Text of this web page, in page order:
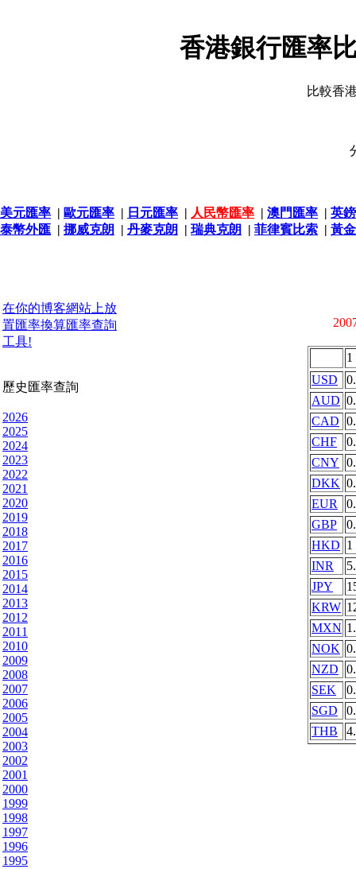
香港銀行匯率
比較香
美元匯率 | 歐元匯率 | 日元匯率 | 人民幣匯率 | 澳門匯率 | 英
泰幣外匯 | 挪威克朗 | 丹麥克朗 | 瑞典克朗 | 菲律賓比索 | 黃
在你的博客網站上放
置匯率換算匯率查詢
工具!
歷史匯率查詢
2026
2025
2024
2023
2022
2021
2020
2019
2018
2017
2016
2015
2014
2013
2012
2011
2010
2009
2008
2007
2006
2005
2004
2003
2002
2001
2000
1999
1998
1997
1996
1995
1
USD
AUD
CAD
CHF
CNY
DKK
EUR
GBP
HKD 1
INR
JPY
KRW
MXN
NOK
NZD
SEK
SGD
THB